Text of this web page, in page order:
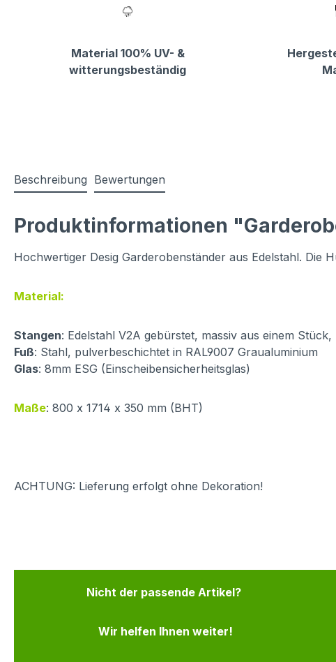
Material 100% UV- &
witterungsbeständig
Beschreibung Bewertungen
Produktinformationen
Hochwertiger Desig Garderobenständer aus Edelstahl. Die
Material:
Stangen: Edelstahl V2A gebürstet, massiv aus einem
Fuß: Stahl, pulverbeschichtet in RAL9007 Graualuminium
Glas: 8mm ESG (Einscheibensicherheitsglas)
Maße: 800 x 1714 x 350 mm (BHT)
ACHTUNG: Lieferung erfolgt ohne Dekoration!
Nicht der passende Artikel?
Wir helfen Ihnen weiter!